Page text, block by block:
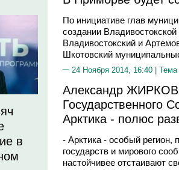
в
По инициативе глав
создании
Владивостокский и
Шкотовский
24 Ноября 2014, 16:40 | Тема
Александр
Государственного
Арктика - полюс
- Арктика - особый регион,
государств и мирового
настойчивее отстаивают